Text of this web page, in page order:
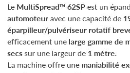
Le MultiSpread™ 62SPest un
automoteuravec une capacité de
éparpilleur/pulvériseur rotatif
efficacement une large gamme de
secssur une largeur de 1 mètre.
La machine offre une maniabilité